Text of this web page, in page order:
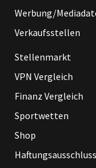
Werbung/
Verkaufsstellen
Stellenmarkt
VPN Vergleich
Finanz Vergleich
Sportwetten
Shop